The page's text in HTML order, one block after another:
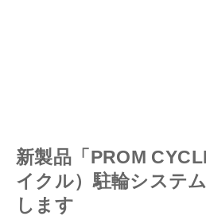
新製品「PROM
イクル）駐輪システ
します